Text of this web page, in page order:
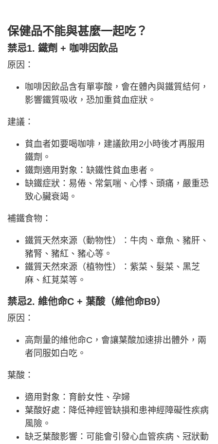
保健品不能與甚麼一起吃？
禁忌1. 鐵劑 + 咖啡因飲品
原因：
咖啡因飲品含有單寧酸，會在體內與鐵質結何，
影響鐵質吸收，恐加重貧血症狀。
建議：
貧血者如要喝咖啡，建議飲用2小時後才再服用
鐵劑。
鐵劑適用對象：缺鐵性貧血患者。
缺鐵症狀：易倦、常氣喘、心悸、頭痛，嚴重恐
致心臟衰竭。
補鐵食物：
鐵質天然來源（動物性）：牛肉、章魚、豬肝、
豬腎、豬紅、豬心等。
鐵質天然來源（植物性）：紫菜、髮菜、黑芝
麻、紅莧菜等。
禁忌2. 維他命C + 葉酸（維他命B9）
原因：
高劑量的維他命C，會讓葉酸加速排出體外，兩
者同服如白吃。
葉酸：
適用對象：育齡女性、孕婦
葉酸好處：降低神經管缺損和患神經障礙性疾病
風險。
缺乏葉酸影響：可能會引發心血管疾病、冠狀動